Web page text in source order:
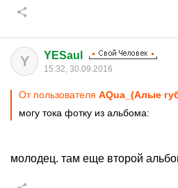
Y YESaul
15:32, 30.09.2016
От пользователя AQua_(Алые
могу тока фотку из альбома:
молодец. там еще второй